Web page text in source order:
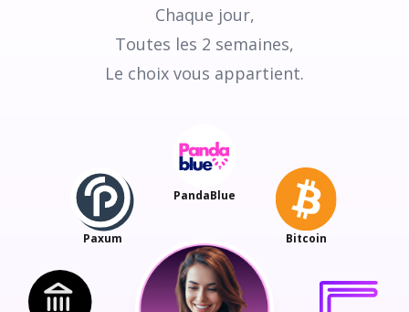
Chaque jour,
Toutes les 2 semaines,
Le choix vous appartient.
PandaBlue
Bitcoin
Paxum